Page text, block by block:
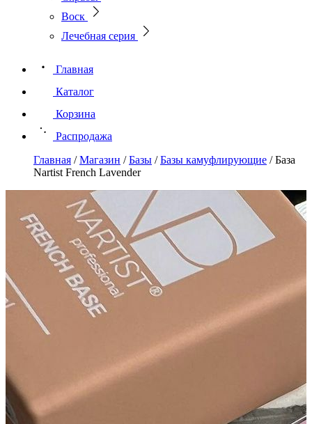
Воск
Лечебная серия
Главная
Каталог
Корзина
Распродажа
Главная /Магазин /Базы /Базы камуфлирующие /База
Nartist French Lavender